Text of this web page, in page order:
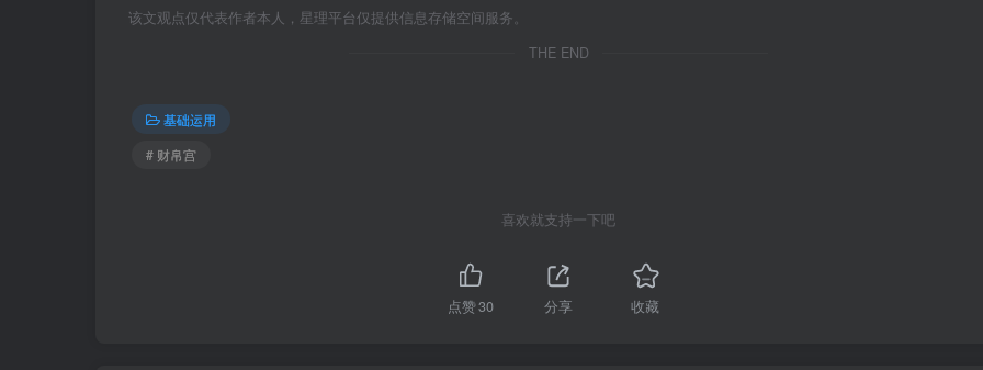
该文观点仅代表作者本人，星理平台仅提供信息存储空间服务。
THE END
基础运用
# 财帛宫
喜欢就支持一下吧
点赞30 分享 收藏